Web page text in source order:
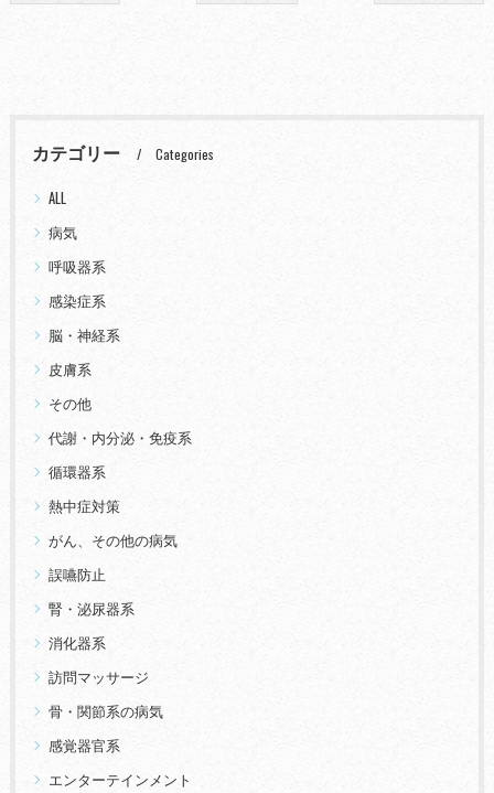
カテゴリー Categories
ALL
病気
呼吸器系
感染症系
脳・神経系
皮膚系
その他
代謝・内分泌・免疫系
循環器系
熱中症対策
がん、その他の病気
誤嚥防止
腎・泌尿器系
消化器系
訪問マッサージ
骨・関節系の病気
感覚器官系
エンターテインメント